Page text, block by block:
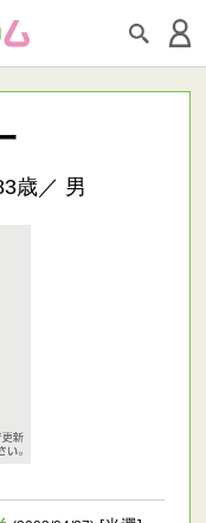
歳／ 男